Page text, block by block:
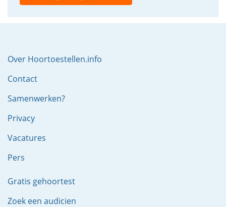
Over Hoortoestellen.info
Contact
Samenwerken?
Privacy
Vacatures
Pers
Gratis gehoortest
Zoek een audicien